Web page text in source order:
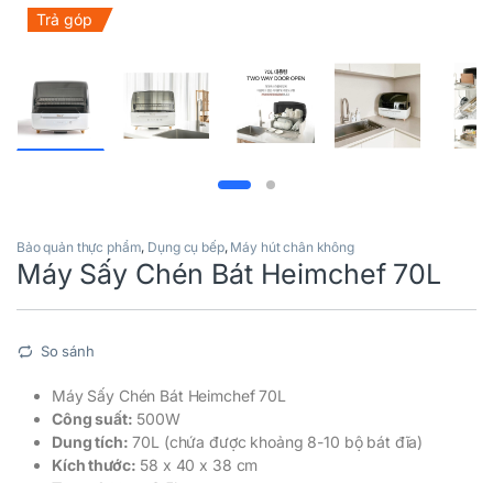
Trả góp
Bảo quản thực phẩm, Dụng cụ bếp, Máy hút chân không
Máy Sấy Chén Bát Heimchef 70L
So sánh
Máy Sấy Chén Bát Heimchef 70L
Công suất: 500W
Dung tích: 70L (chứa được khoảng 8-10 bộ bát đĩa)
Kích thước: 58 x 40 x 38 cm